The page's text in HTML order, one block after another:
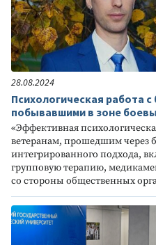
28.08.2024
Психологическая работа
побывавшими в зоне
«Эффективная
ветеранам, прошедшим через
интегрированного подхода,
групповую терапию,
со стороны общественных